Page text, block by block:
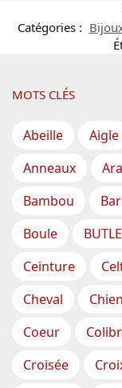
Catégories :
MOTS CLÉS
Abeille Aigle
Anneaux
Bambou
Boule
Ceinture
Cheval
Chien
Coeur
Croisée